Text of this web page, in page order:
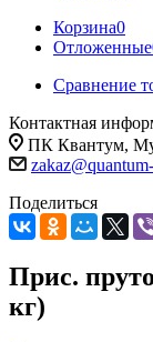
Корзина0
Отложенные
Сравнение
Контактная
ПК Квантум,
Поделиться
Прис.
кг)